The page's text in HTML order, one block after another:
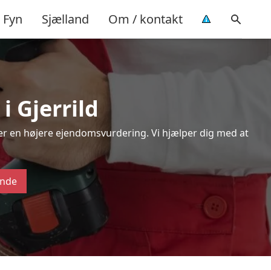
Fyn Sjælland Om / kontakt
Gjerrild
en højere ejendomsvurdering. Vi hjælper dig med at